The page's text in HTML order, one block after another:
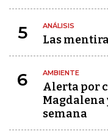
5 ANÁLISIS
Las
6 AMBIENTE
Alerta por
Magdalena
semana